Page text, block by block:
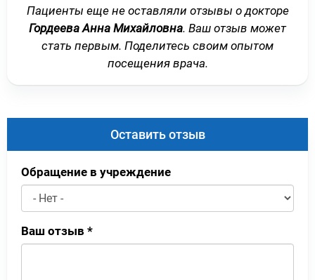
Пациенты еще не оставляли отзывы о докторе
Гордеева Анна Михайловна. Ваш отзыв может
стать первым. Поделитесь своим опытом
посещения врача.
Оставить отзыв
Обращение в учреждение
Ваш отзыв *